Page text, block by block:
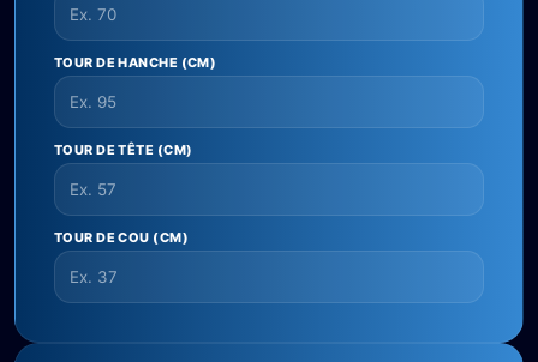
TOUR DE HANCHE (CM)
TOUR DE TÊTE (CM)
TOUR DE COU (CM)